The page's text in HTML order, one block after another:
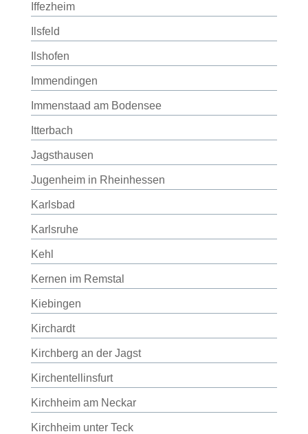
Iffezheim
Ilsfeld
Ilshofen
Immendingen
Immenstaad am Bodensee
Itterbach
Jagsthausen
Jugenheim in Rheinhessen
Karlsbad
Karlsruhe
Kehl
Kernen im Remstal
Kiebingen
Kirchardt
Kirchberg an der Jagst
Kirchentellinsfurt
Kirchheim am Neckar
Kirchheim unter Teck